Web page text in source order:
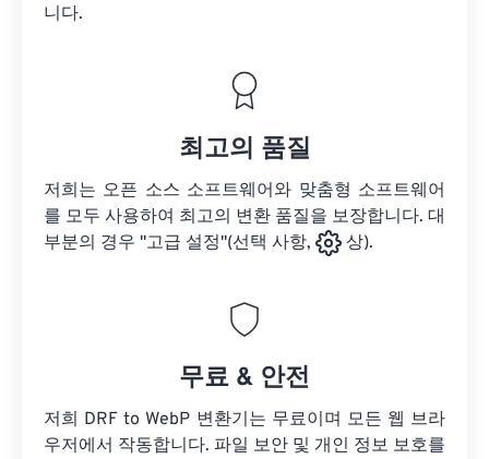
니다.
최고의 품질
저희는 오픈 소스 소프트웨어와 맞춤형 소프트웨어
를 모두 사용하여 최고의 변환 품질을 보장합니다. 대
부분의 경우 "고급 설정"(선택 사항,
상).
무료 & 안전
저희 DRF to WebP 변환기는 무료이며 모든 웹 브라
우저에서 작동합니다. 파일 보안 및 개인 정보 보호를